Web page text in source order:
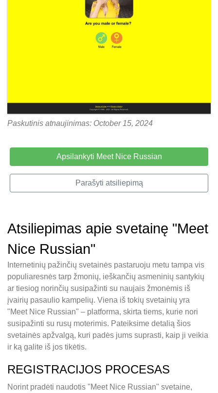
Paskutinis atnaujinimas: October 15, 2024
Apsilankyti Meet Nice Russian
Parašyti atsiliepimą
Atsiliepimas apie svetainę "Meet
Nice Russian"
Internetinių pažinčių svetainės pastaruoju metu tampa vis
populiaresnės tarp žmonių, ieškančių asmeninių santykių
ar tiesiog norinčių susipažinti su naujais žmonėmis iš
įvairių pasaulio kampelių. Viena iš tokių svetainių yra
"Meet Nice Russian" – platforma, skirta tiems, kurie nori
susipažinti su rusų moterimis. Pateiksime detalią šios
svetainės apžvalgą, kuri padės jums suprasti, kaip ji veikia
ir ką galite iš jos tikėtis.
REGISTRACIJOS PROCESAS
Norint pradėti naudotis "Meet Nice Russian" svetaine,